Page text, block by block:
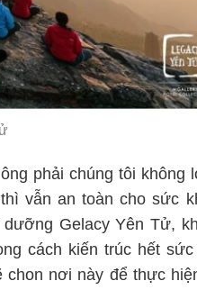
phải chúng tôi không
vẫn an toàn cho sức
Gelacy Yên Tử,
cách kiến trúc hết sức
nơi này để thực